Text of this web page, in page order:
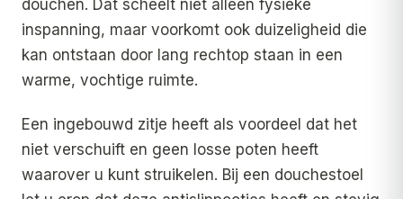
douchen. Dat scheelt niet alleen fysieke
inspanning, maar voorkomt ook duizeligheid die
kan ontstaan door lang rechtop staan in een
warme, vochtige ruimte.
Een ingebouwd zitje heeft als voordeel dat het
niet verschuift en geen losse poten heeft
waarover u kunt struikelen. Bij een douchestoel